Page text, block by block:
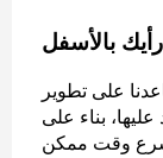
بالأسفل
على تطوير
بناء على